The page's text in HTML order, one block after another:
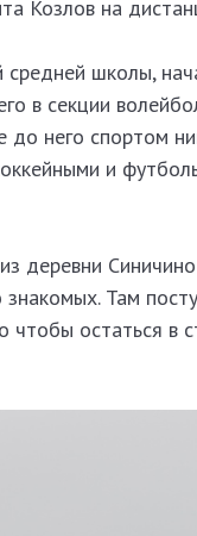
Козлов на
школы,
в секции
до него спортом
и
деревни
Там
чтобы остаться в